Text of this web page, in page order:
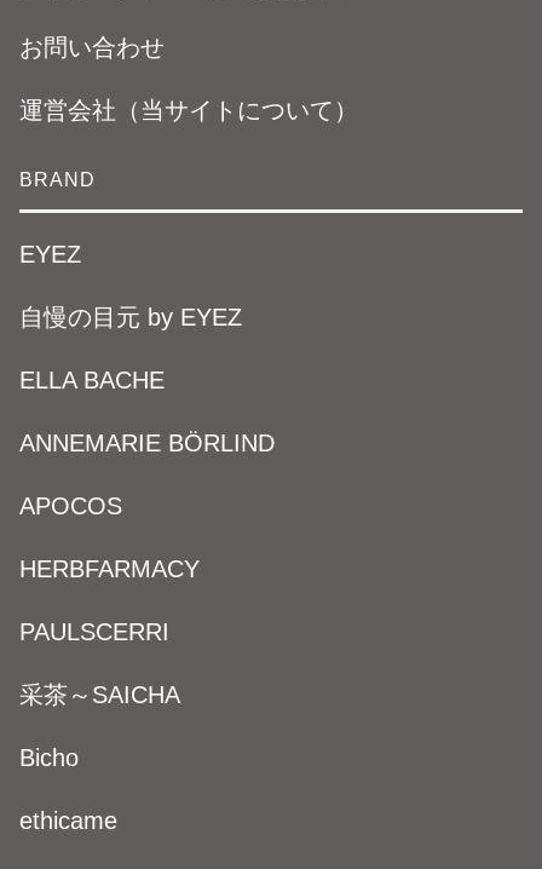
お問い合わせ
運営会社（当サイトについて）
BRAND
EYEZ
自慢の目元 by EYEZ
ELLA BACHE
ANNEMARIE BÖRLIND
APOCOS
HERBFARMACY
PAULSCERRI
采茶～SAICHA
Bicho
ethicame